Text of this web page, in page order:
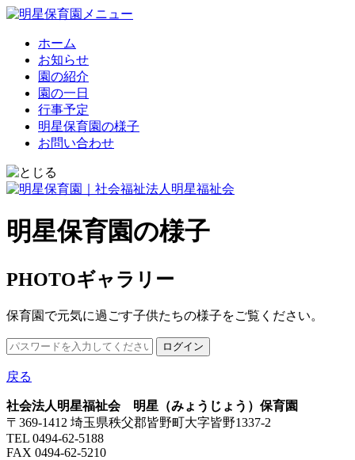
ホーム
お知らせ
園の紹介
園の一日
行事予定
明星保育園の様子
お問い合わせ
明星保育園の様子
PHOTOギャラリー
保育園で元気に過ごす子供たちの様子をご覧ください。
戻る
社会法人明星福祉会 明星（みょうじょう）保育園
〒369-1412 埼玉県秩父郡皆野町大字皆野1337-2
TEL 0494-62-5188
FAX 0494-62-5210